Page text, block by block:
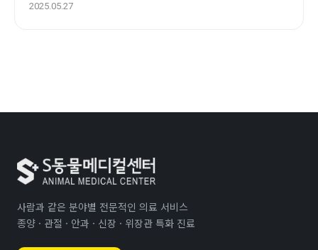
2025.05.27
사람과 같은 분야별 전문적인 의료 서비스
종양 · 관절 · 안과 · 신장 · 위장관 특화 진료